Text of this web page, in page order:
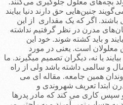
بچه‌های معلول جلوگیری می‌کنند.
جنین‌هایی حق دارند دنیا بیایند
باشند. اگر که یک مقداری از این
مدرن در نظر گرفتیم نداشته
و باید کشته شوند. خود این
معلولان است. یعنی در مورد
یا نه، دیگران تصمیم می­گیرند. ما
و سالمی داشته باشد ولی از راه
همین جامعه. مقاله ای می
ابتدا تعریف شهروندی و
کاری می کند که مادر پدرها